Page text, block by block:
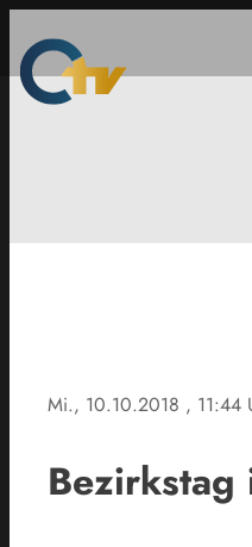
Mi., 10.10.2018 , 11:44
Bezirkstag